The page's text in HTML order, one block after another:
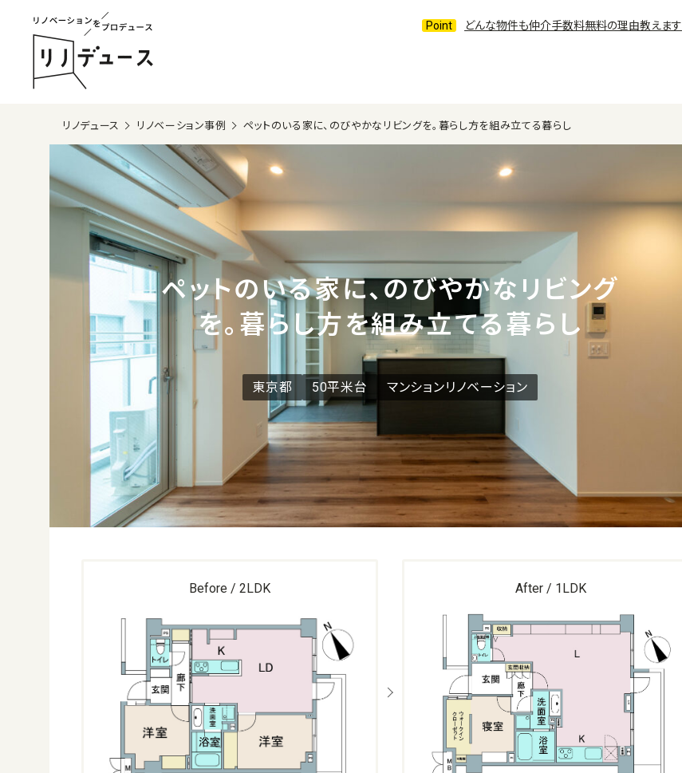
どんな物件も仲介手数料無料の理由教えます
リノデュース リノベーション事例 ペットのいる家に、のびやかなリビングを。暮らし方を組み立てる暮らし
ペットのいる家に、のびやかなリビング
を。暮らし方を組み立てる暮らし
東京都 50平米台 マンションリノベーション
Before / 2LDK After / 1LDK